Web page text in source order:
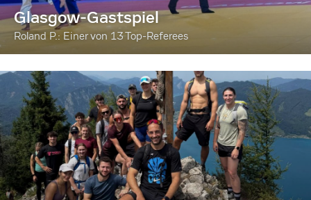
Glasgow-Gastspiel
Roland P.: Einer von 13 Top-Referees